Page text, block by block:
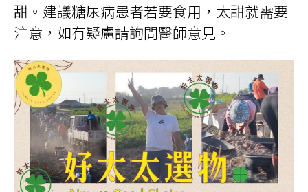
甜。建議糖尿病患者若要食用，太甜就需要
注意，如有疑慮請詢問醫師意見。